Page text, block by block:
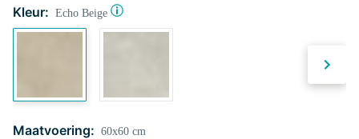
Kleur: Echo Beige
Maatvoering: 60x60 cm